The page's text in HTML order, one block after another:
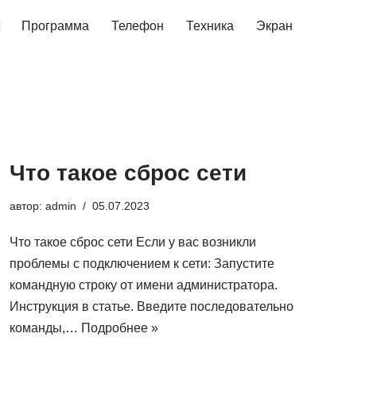
Программа Телефон Техника Экран
Что такое сброс сети
автор: admin 05.07.2023
Что такое сброс сети Если у вас возникли
проблемы с подключением к сети: Запустите
командную строку от имени администратора.
Инструкция в статье. Введите последовательно
команды,… Подробнее »